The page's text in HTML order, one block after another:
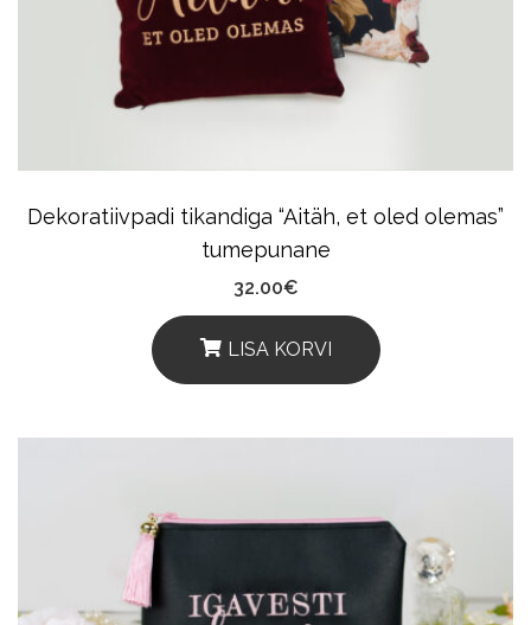
Dekoratiivpadi tikandiga “Aitäh, et oled olemas”
tumepunane
32.00€
LISA KORVI